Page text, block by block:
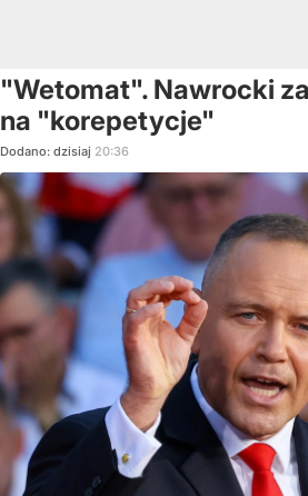
"Wetomat". Nawrocki
na "korepetycje"
Dodano: dzisiaj 20:36